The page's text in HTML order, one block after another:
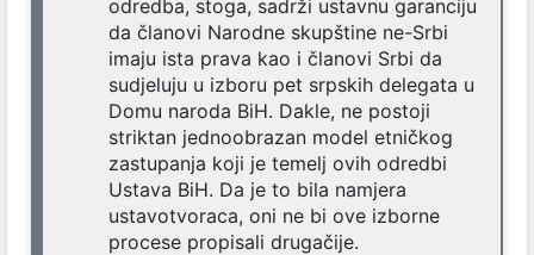
odredba, stoga, sadrži ustavnu garanciju
da članovi Narodne skupštine ne-Srbi
imaju ista prava kao i članovi Srbi da
sudjeluju u izboru pet srpskih delegata u
Domu naroda BiH. Dakle, ne postoji
striktan jednoobrazan model etničkog
zastupanja koji je temelj ovih odredbi
Ustava BiH. Da je to bila namjera
ustavotvoraca, oni ne bi ove izborne
procese propisali drugačije.